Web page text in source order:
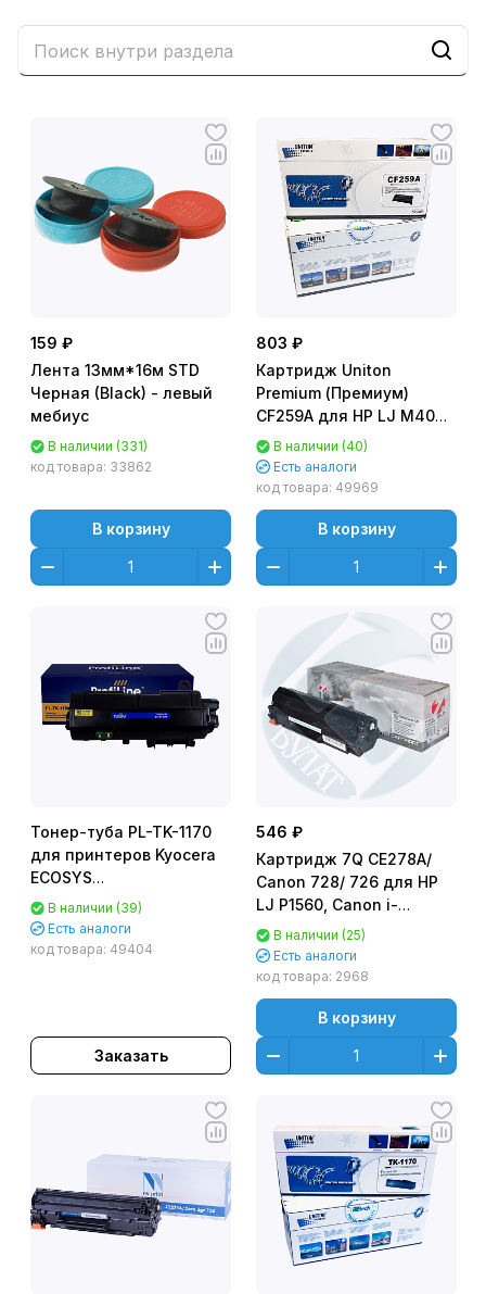
159 ₽
Лента 13мм*16м STD
Черная (Black) - левый
мебиус
В наличии (331)
код товара: 33862
В корзину
803 ₽
Картридж Uniton
Premium (Премиум)
CF259A для HP LJ M404/
M304/ MFP M428
(3000стр.) - без чипа
В наличии (40)
Есть аналоги
код товара: 49969
В корзину
Тонер-туба PL-TK-1170
для принтеров Kyocera
ECOSYS
M2040/M2040dn/M2540/M2540dn/M2640idw/M2640
7200 копий ProfiLine
В наличии (39)
Есть аналоги
код товара: 49404
Заказать
546 ₽
Картридж 7Q CE278A/
Canon 728/ 726 для HP
LJ P1560, Canon i-
SENSYS MF4410
(2100стр.)
В наличии (25)
Есть аналоги
код товара: 2968
В корзину